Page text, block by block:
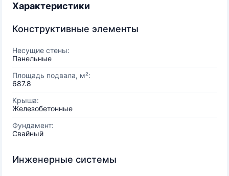
Характеристики
Конструктивные элементы
Несущие стены:
Панельные
Площадь подвала, м²:
687.8
Крыша:
Железобетонные
Фундамент:
Свайный
Инженерные системы